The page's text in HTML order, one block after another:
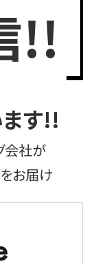
!!
す!!
会社が
お届け